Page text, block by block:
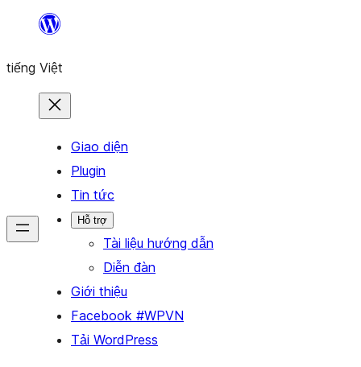
Chuyển
phần
tiếng Việt
Giao diện
Plugin
Tin tức
Hỗ trợ
Tài liệu hướng dẫn
Diễn đàn
Giới thiệu
Facebook #WPVN
Tải WordPress